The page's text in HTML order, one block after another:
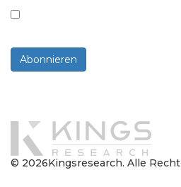
Abonnieren
© 2026Kingsresearch. Alle